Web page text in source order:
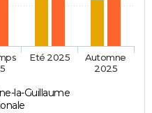
la-Guillaume
Eté 2025
Automne
2025